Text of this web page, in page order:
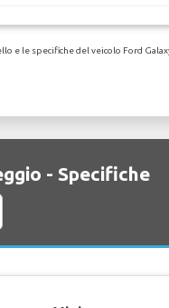
le specifiche del veicolo Ford
- Specifiche